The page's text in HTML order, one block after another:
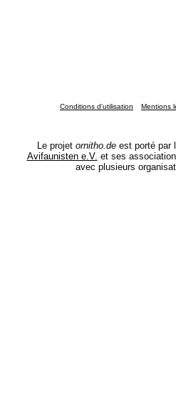
Conditions d'utilisation Mentions
Le projet ornitho.deest porté par
Avifaunisten e.V. et ses
avec plusieurs